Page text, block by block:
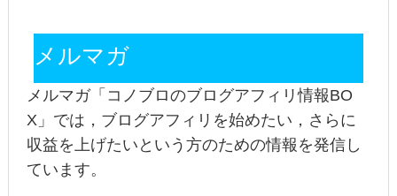
メルマガ
メルマガ「コノブロのブログアフィリ情報BO
X」では，ブログアフィリを始めたい，さらに
収益を上げたいという方のための情報を発信し
ています。